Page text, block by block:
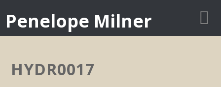
Penelope Milner
HYDR0017